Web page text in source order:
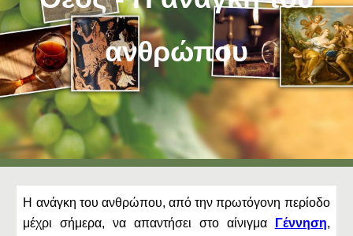
ανθρώπου
Η ανάγκη του ανθρώπου, από την πρωτόγονη περίοδο
μέχρι σήμερα, να απαντήσει στο αίνιγμα
Γέννηση,